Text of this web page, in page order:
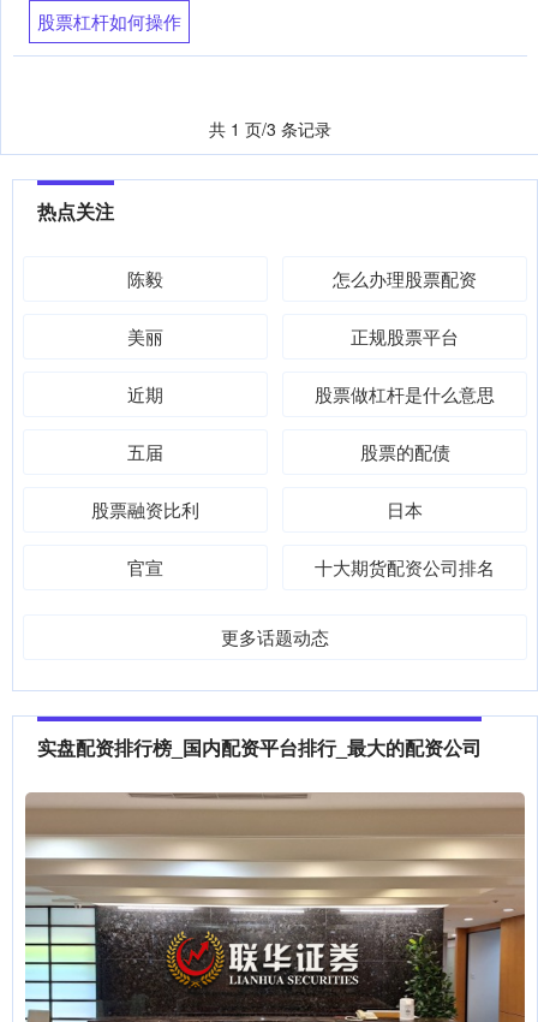
股票杠杆如何操作
共 1 页/3 条记录
热点关注
陈毅 怎么办理股票配资
美丽 正规股票平台
近期 股票做杠杆是什么意思
五届 股票的配债
股票融资比利 日本
官宣 十大期货配资公司排名
更多话题动态
实盘配资排行榜_国内配资平台排行_最大的配资公司